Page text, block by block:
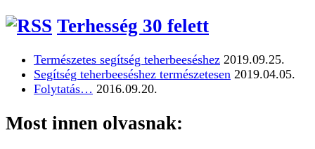
Terhesség 30 felett
Természetes segítség teherbeeséshez 2019.09.25.
Segítség teherbeeséshez természetesen 2019.04.05.
Folytatás… 2016.09.20.
Most innen olvasnak: